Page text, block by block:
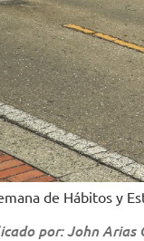
de Hábitos y
por: John Arias